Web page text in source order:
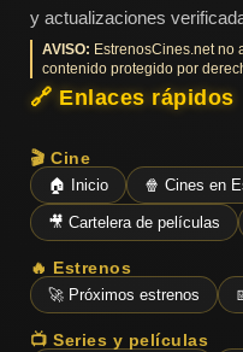
y actualizaciones
AVISO: EstrenosCines.net no
contenido protegido por
🔗 Enlaces rápidos
🎬 Cine
🏠 Inicio 🍿 Cines en
🎥 Cartelera de películas
🔥 Estrenos
🚀 Próximos estrenos
📺 Series y películas